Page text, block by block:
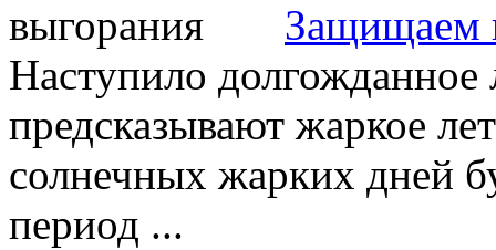
Защищаем
Наступило
предсказывают жаркое
солнечных жарких дней
период ...